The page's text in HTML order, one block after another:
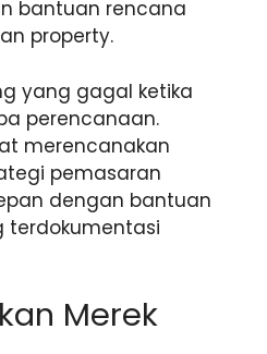
bantuan rencana
property.
yang gagal ketika
perencanaan.
merencanakan
pemasaran
dengan bantuan
terdokumentasi
Merek